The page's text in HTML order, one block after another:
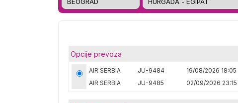
Opcije prevoza
AIR SERBIA JU-9484 19/08/2026 18:05
AIR SERBIA
JU-9485 02/09/2026 23:15